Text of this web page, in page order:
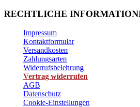
RECHTLICHE
Impressum
Kontaktformular
Versandkosten
Zahlungsarten
Widerrufsbelehrung
Vertrag widerrufen
AGB
Datenschutz
Cookie-Einstellungen